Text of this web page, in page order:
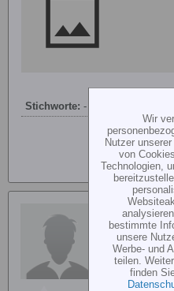
Stichworte: -
Heli-Paul
Wir
Nutzer
von
Technologien,
bestimmte
unsere
Werbe- und
teilen.
finden